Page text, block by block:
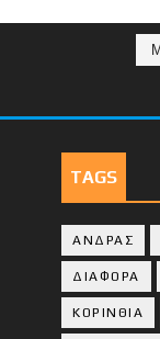
TAGS
ΑΝΔΡΑΣ
ΔΙΑΦΟΡΑ
ΚΟΡΙΝΘΙA